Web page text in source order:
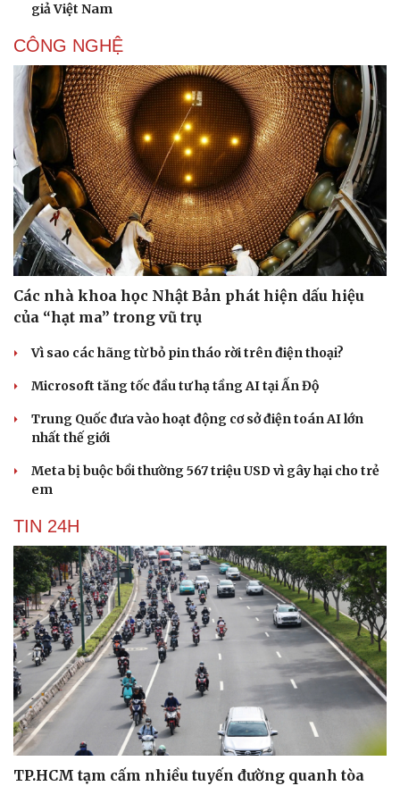
Cải chính
giả Việt Nam
CÔNG NGHỆ
Các nhà khoa học Nhật Bản phát hiện dấu hiệu
của “hạt ma” trong vũ trụ
Vì sao các hãng từ bỏ pin tháo rời trên điện thoại?
Microsoft tăng tốc đầu tư hạ tầng AI tại Ấn Độ
Trung Quốc đưa vào hoạt động cơ sở điện toán AI lớn
nhất thế giới
Meta bị buộc bồi thường 567 triệu USD vì gây hại cho trẻ
em
TIN 24H
TP.HCM tạm cấm nhiều tuyến đường quanh tòa